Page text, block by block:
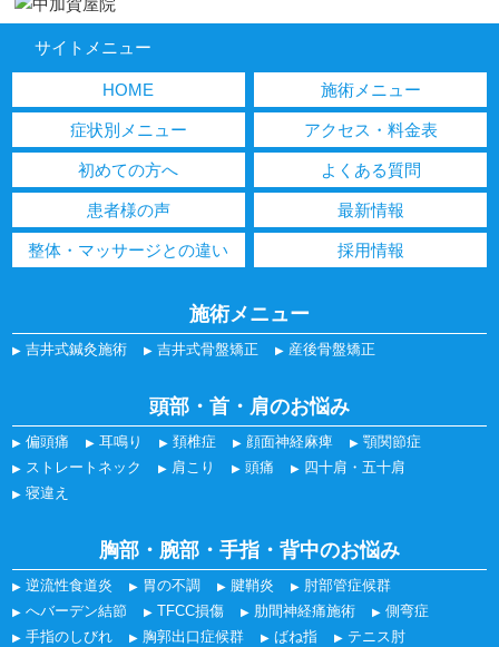
サイトメニュー
HOME 施術メニュー
症状別メニュー アクセス・料金表
初めての方へ よくある質問
患者様の声 最新情報
整体・マッサージとの違い 採用情報
施術メニュー
吉井式鍼灸施術 吉井式骨盤矯正 産後骨盤矯正
頭部・首・肩のお悩み
偏頭痛 耳鳴り 頚椎症 顔面神経麻痺
顎関節症
ストレートネック
肩こり 頭痛
四十肩・五十肩
寝違え
胸部・腕部・手指・背中のお悩み
逆流性食道炎 胃の不調 腱鞘炎
肘部管症候群
へバーデン結節
TFCC損傷 肋間神経痛施術
側弯症
手指のしびれ
胸郭出口症候群 ばね指
テニス肘